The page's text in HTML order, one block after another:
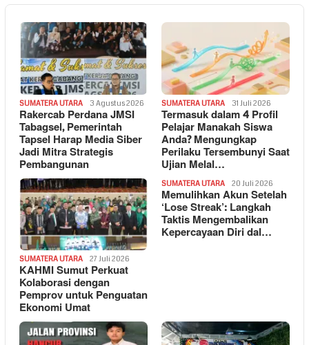
SUMATERA UTARA 3 Agustus 2026
Rakercab Perdana JMSI
Tabagsel, Pemerintah
Tapsel Harap Media Siber
Jadi Mitra Strategis
Pembangunan
SUMATERA UTARA 31 Juli 2026
Termasuk dalam 4 Profil
Pelajar Manakah Siswa
Anda? Mengungkap
Perilaku Tersembunyi Saat
Ujian Melal…
SUMATERA UTARA 27 Juli 2026
KAHMI Sumut Perkuat
Kolaborasi dengan
Pemprov untuk Penguatan
Ekonomi Umat
SUMATERA UTARA 20 Juli 2026
Memulihkan Akun Setelah
‘Lose Streak’: Langkah
Taktis Mengembalikan
Kepercayaan Diri dal…